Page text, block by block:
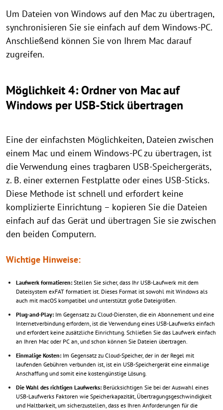
Um Dateien von Windows auf den Mac zu übertragen,
synchronisieren Sie sie einfach auf dem Windows-PC.
Anschließend können Sie von Ihrem Mac darauf
zugreifen.
Möglichkeit 4: Ordner von Mac auf
Windows per USB-Stick übertragen
Eine der einfachsten Möglichkeiten, Dateien zwischen
einem Mac und einem Windows-PC zu übertragen, ist
die Verwendung eines tragbaren USB-Speichergeräts,
z. B. einer externen Festplatte oder eines USB-Sticks.
Diese Methode ist schnell und erfordert keine
komplizierte Einrichtung – kopieren Sie die Dateien
einfach auf das Gerät und übertragen Sie sie zwischen
den beiden Computern.
Wichtige Hinweise:
Laufwerk formatieren: Stellen Sie sicher, dass Ihr USB-Laufwerk mit dem
Dateisystem exFAT formatiert ist. Dieses Format ist sowohl mit Windows als
auch mit macOS kompatibel und unterstützt große Dateigrößen.
Plug-and-Play: Im Gegensatz zu Cloud-Diensten, die ein Abonnement und eine
Internetverbindung erfordern, ist die Verwendung eines USB-Laufwerks einfach
und erfordert keine zusätzliche Einrichtung. Schließen Sie das Laufwerk einfach
an Ihren Mac oder PC an, und schon können Sie Dateien übertragen.
Einmalige Kosten: Im Gegensatz zu Cloud-Speicher, der in der Regel mit
laufenden Gebühren verbunden ist, ist ein USB-Speichergerät eine einmalige
Anschaffung und somit eine kostengünstige Lösung.
Die Wahl des richtigen Laufwerks: Berücksichtigen Sie bei der Auswahl eines
USB-Laufwerks Faktoren wie Speicherkapazität, Übertragungsgeschwindigkeit
und Haltbarkeit, um sicherzustellen, dass es Ihren Anforderungen für die